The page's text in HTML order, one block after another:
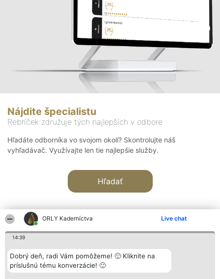
ORLY Kaderníctva Live chat
14:39
Dobrý deň, radi Vám pomôžeme! 🙂 Kliknite na
príslušnú tému konverzácie! 🙂
Nájdite špecialistu
Rebríček združuje tých najlepších v odbore
Hľadáte odborníka vo svojom okolí? Skontrolujte náš
vyhľadávač. Využívajte len tie najlepšie služby.
Hľadať
Organizátor hodnotenia
Bright Side Solutions sp. z o.
o. sp. k.
Hodnotenie
Laureáti
Lista
Kontakt
Kontakt